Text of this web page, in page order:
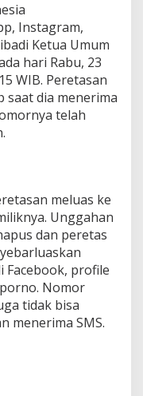
Instagram,
Ketua Umum
hari Rabu, 23
WIB. Peretasan
saat dia menerima
telah
meluas ke
Unggahan
dan peretas
Facebook, profile
Nomor
tidak bisa
menerima SMS.